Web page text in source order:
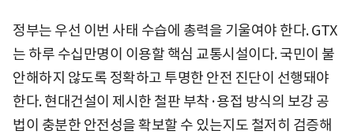
정부는 우선 이번 사태 수습에 총력을 기울여야 한다. GTX
는 하루 수십만명이 이용할 핵심 교통시설이다. 국민이 불
안해하지 않도록 정확하고 투명한 안전 진단이 선행돼야
한다. 현대건설이 제시한 철판 부착·용접 방식의 보강 공
법이 충분한 안전성을 확보할 수 있는지도 철저히 검증해